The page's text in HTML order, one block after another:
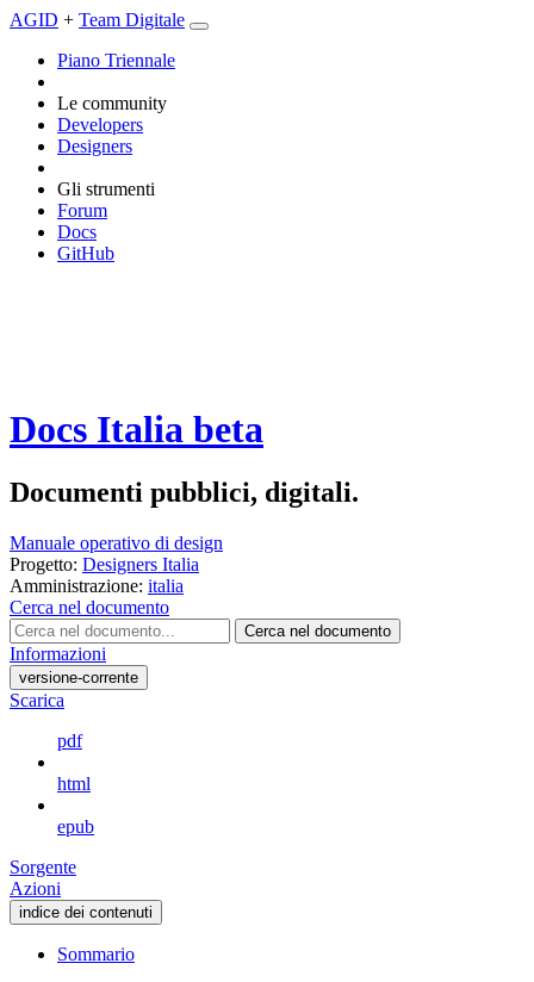
AGID + Team Digitale
Piano Triennale
Le community
Developers
Designers
Gli strumenti
Forum
Docs
GitHub
Docs Italia beta
Documenti pubblici, digitali.
Manuale operativo di design
Progetto: Designers Italia
Amministrazione: italia
Cerca nel documento
Cerca nel documento
Informazioni
versione-corrente
Scarica
pdf
html
epub
Sorgente
Azioni
indice dei contenuti
Sommario